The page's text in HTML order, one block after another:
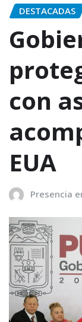
DESTACADAS
con
EUA
Presencia